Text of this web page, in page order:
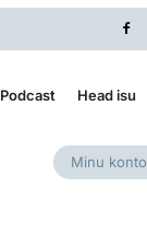
Podcast Head isu
Minu konto